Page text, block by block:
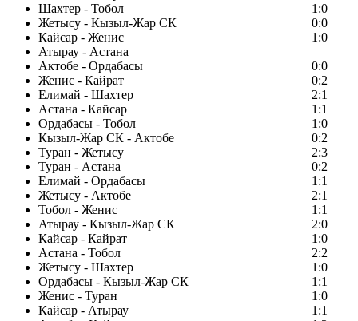
Шахтер - Тобол
1:0
Жетысу - Кызыл-Жар СК
0:0
Кайсар - Женис
1:0
Атырау - Астана
Актобе - Ордабасы
0:0
Женис - Кайрат
0:2
Елимай - Шахтер
2:1
Астана - Кайсар
1:1
Ордабасы - Тобол
1:0
Кызыл-Жар СК - Актобе
0:2
Туран - Жетысу
2:3
Туран - Астана
0:2
Елимай - Ордабасы
1:1
Жетысу - Актобе
2:1
Тобол - Женис
1:1
Атырау - Кызыл-Жар СК
2:0
Кайсар - Кайрат
1:0
Астана - Тобол
2:2
Жетысу - Шахтер
1:0
Ордабасы - Кызыл-Жар СК
1:1
Женис - Туран
1:0
Кайсар - Атырау
1:1